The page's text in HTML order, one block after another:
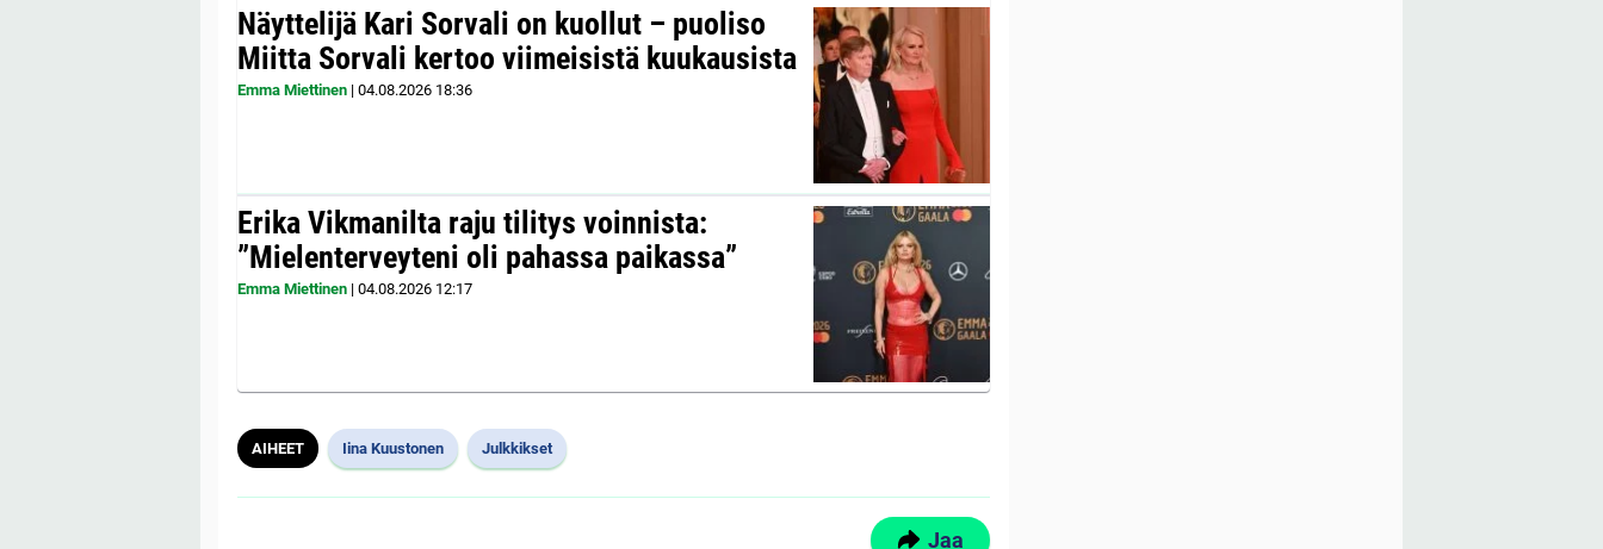
Näyttelijä Kari Sorvali on kuollut – puoliso
Miitta Sorvali kertoo viimeisistä kuukausista
Emma Miettinen | 04.08.2026 18:36
Erika Vikmanilta raju tilitys voinnista:
”Mielenterveyteni oli pahassa paikassa”
Emma Miettinen | 04.08.2026 12:17
AIHEET Iina Kuustonen Julkkikset
Jaa